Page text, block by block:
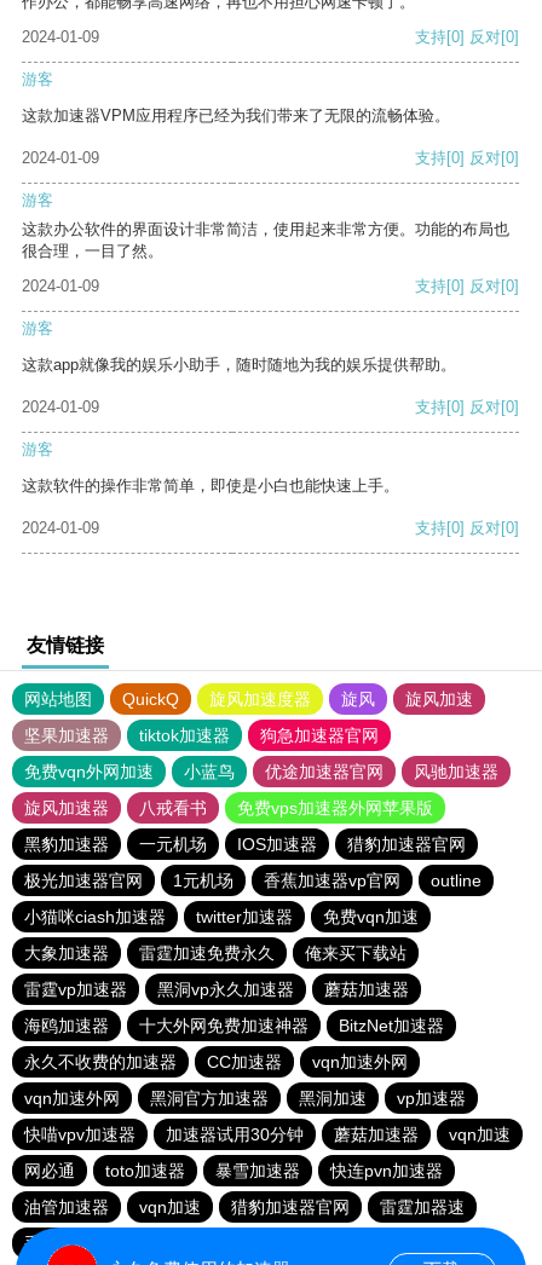
2024-01-09
支持[0] 反对[0]
游客
这款加速器VPM应用程序已经为我们带来了无限的流畅体验。
2024-01-09 支持[0] 反对[0]
游客
这款办公软件的界面设计非常简洁，使用起来非常方便。功能的布局也
很合理，一目了然。
2024-01-09
支持[0] 反对[0]
游客
这款app就像我的娱乐小助手，随时随地为我的娱乐提供帮助。
2024-01-09 支持[0] 反对[0]
游客
这款软件的操作非常简单，即使是小白也能快速上手。
2024-01-09 支持[0] 反对[0]
友情链接
网站地图 QuickQ 旋风加速度器 旋风
旋风加速
坚果加速器
tiktok加速器
狗急加速器官网
免费vqn外网加速
小蓝鸟 优途加速器官网
风驰加速器
旋风加速器
八戒看书
免费vps加速器外网苹果版
黑豹加速器
一元机场 IOS加速器
猎豹加速器官网
极光加速器官网
1元机场 香蕉加速器vp官网
outline
小猫咪ciash加速器
twitter加速器
免费vqn加速
大象加速器
雷霆加速免费永久
俺来买下载站
雷霆vp加速器
黑洞vp永久加速器
蘑菇加速器
海鸥加速器
十大外网免费加速神器
BitzNet加速器
永久不收费的加速器
CC加速器
vqn加速外网
vqn加速外网
黑洞官方加速器 黑洞加速
vp加速器
快喵vpv加速器
加速器试用30分钟 蘑菇加速器
vqn加速
网必通
toto加速器 暴雪加速器
快连pvn加速器
油管加速器
vqn加速 猎豹加速器官网
雷霆加器速
手机外国加速器官网